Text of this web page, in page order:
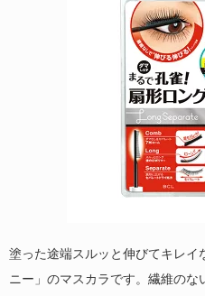
塗った途端スルッと伸びてキレ
ニー」のマスカラです。繊維の